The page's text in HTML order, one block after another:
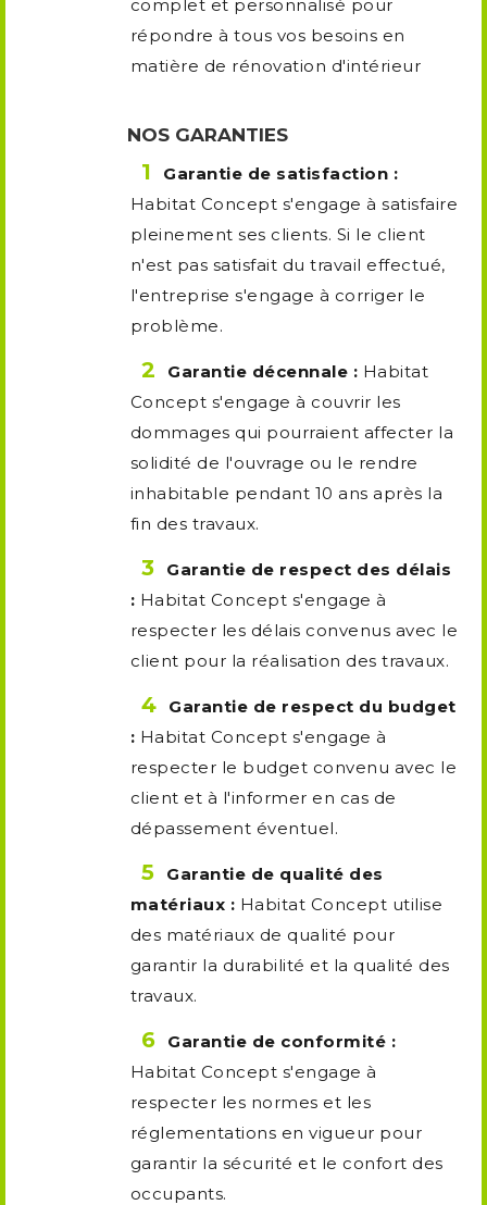
complet et personnalisé pour
répondre à tous vos besoins en
matière de rénovation d'intérieur
NOS GARANTIES
Garantie de satisfaction :
Habitat Concept s'engage à satisfaire
pleinement ses clients. Si le client
n'est pas satisfait du travail effectué,
l'entreprise s'engage à corriger le
problème.
Garantie décennale : Habitat
Concept s'engage à couvrir les
dommages qui pourraient affecter la
solidité de l'ouvrage ou le rendre
inhabitable pendant 10 ans après la
fin des travaux.
Garantie de respect des délais
: Habitat Concept s'engage à
respecter les délais convenus avec le
client pour la réalisation des travaux.
Garantie de respect du budget
: Habitat Concept s'engage à
respecter le budget convenu avec le
client et à l'informer en cas de
dépassement éventuel.
Garantie de qualité des
matériaux : Habitat Concept utilise
des matériaux de qualité pour
garantir la durabilité et la qualité des
travaux.
Garantie de conformité :
Habitat Concept s'engage à
respecter les normes et les
réglementations en vigueur pour
garantir la sécurité et le confort des
occupants.